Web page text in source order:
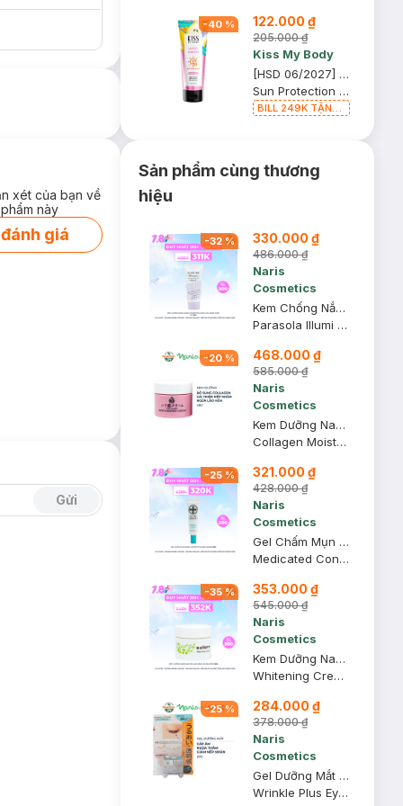
xét của bạn về
này
giá
Gửi
-40 % 122.000 ₫
205.000 ₫
Kiss My Body
[HSD 06/2027] Serum Dưỡng Thể Kiss My Body Chống Nắng Lovely Martini 180g
Sun Protection Perfume Serum SPF50 PA++++
BILL 249K TẶNG
Sản phẩm cùng thương
hiệu
-32% 330.000 ₫
486.000 ₫
Naris
Cosmetics
Kem Chống Nắng Naris Cosmetics Dạng Gel Nâng Tone Da 80g
Parasola Illumi Skin UV Essence SPF50+ PA++++
-20% 468.000 ₫
585.000 ₫
Naris
Cosmetics
Kem Dưỡng Naris Cosmetics Collagen Ngừa Lão Hóa Da 48g
Collagen Moisturizing Cream
-25% 321.000 ₫
428.000 ₫
Naris
Cosmetics
Gel Chấm Mụn Naris Cosmetics Acne Grand 20g
Medicated Concentrate Gel Spots
-35% 353.000 ₫
545.000 ₫
Naris
Cosmetics
Kem Dưỡng Naris Nature Làm Sáng Da Ban Đêm 50g
Whitening Cream
-25% 284.000 ₫
378.000 ₫
Naris
Cosmetics
Gel Dưỡng Mắt Naris Cosmetics Ngừa Thâm & Nếp Nhăn 20g
Wrinkle Plus Eye Care Gel